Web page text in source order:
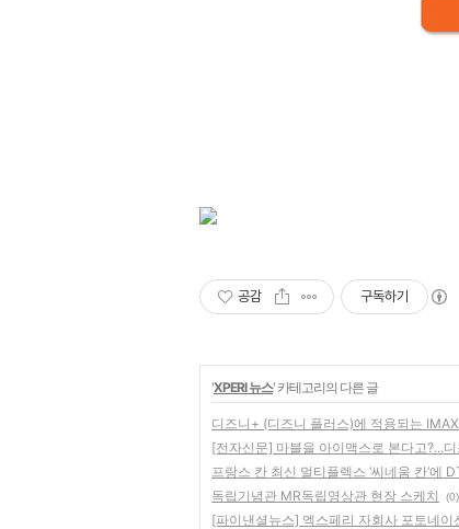
공감 구독하기
'XPERI 뉴스' 카테고리의 다른 글
디즈니+ (디즈니 플러스)에 적용되는
[전자신문] 마블을 아이맥스로 본다고?...
프랑스 칸 최신 멀티플렉스 ‘씨네움 칸’에
독립기념관 MR독립영상관 현장 스케치 (0)
[파이낸셜뉴스] 엑스페리 자회사 포토네